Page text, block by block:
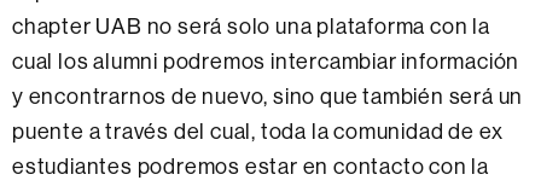
chapter UAB no será solo una plataforma con la
cual los alumni podremos intercambiar información
y encontrarnos de nuevo, sino que también será un
puente a través del cual, toda la comunidad de ex
estudiantes podremos estar en contacto con la